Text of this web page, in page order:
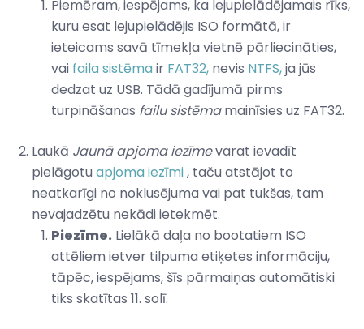
Piemēram, iespējams, ka lejupielādējamais rīks,
kuru esat lejupielādējis ISO formātā, ir
ieteicams savā tīmekļa vietnē pārliecināties,
vai faila sistēmair FAT32, nevis NTFS,ja jūs
dedzat uz USB. Tādā gadījumā pirms
turpināšanas failu sistēmamainīsies uz FAT32.
Laukā Jaunā apjoma iezīmevarat ievadīt
pielāgotu apjoma iezīmi, taču atstājot to
neatkarīgi no noklusējuma vai pat tukšas, tam
nevajadzētu nekādi ietekmēt.
Piezīme. Lielākā daļa no bootatiem ISO
attēliem ietver tilpuma etiķetes informāciju,
tāpēc, iespējams, šīs pārmaiņas automātiski
tiks skatītas 11. solī.